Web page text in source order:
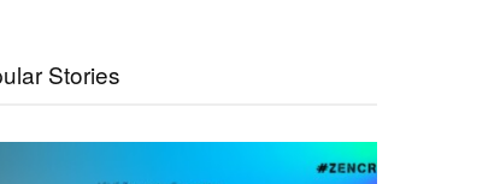
Stories